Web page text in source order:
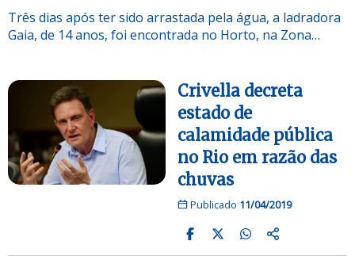
Três dias após ter sido arrastada pela água, a ladradora
Gaia, de 14 anos, foi encontrada no Horto, na Zona…
Crivella decreta
estado de
calamidade pública
no Rio em razão das
chuvas
Publicado 11/04/2019